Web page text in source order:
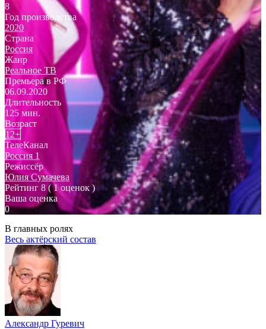
8
Год производства
2020
Страна
Россия
Жанр
Реальное ТВ
Премьера в РФ
06.09.2020
Длительность
125 мин.
Возраст
12+
ТелеКанал
Россия 1
Режиссёр
Юлия Сумачева
Рейтинг 8 ( 1 оценок )
Ваша оценка
0
В главных ролях
Весь актёрский состав
Александр Гуревич